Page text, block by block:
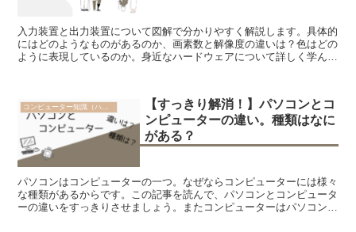
入力装置と出力装置について図解で分かりやすく解説します。具体的
にはどのようなものがあるのか、画素数と解像度の違いは？色はどの
ように表現しているのか。身近なハードウェアについて詳しく学んで
【すっきり解消！】パソコンとコ
ンピューターの違い。種類はなに
がある？
パソコンはコンピューターの一つ。なぜならコンピューターには様々
な種類があるからです。この記事を読んで、パソコンとコンピュータ
ーの違いをすっきりさせましょう。またコンピューターはパソコン以